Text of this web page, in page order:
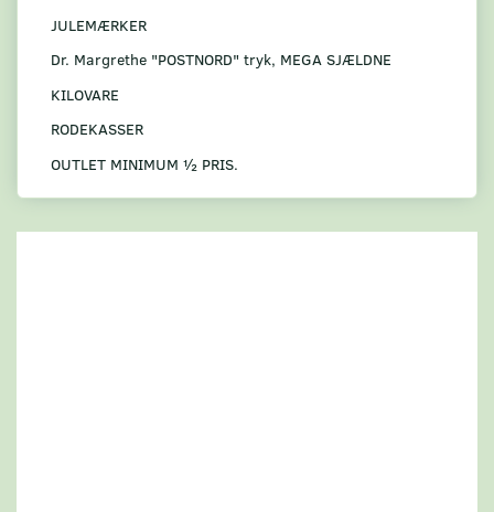
JULEMÆRKER
Dr. Margrethe "POSTNORD" tryk, MEGA SJÆLDNE
KILOVARE
RODEKASSER
OUTLET MINIMUM ½ PRIS.